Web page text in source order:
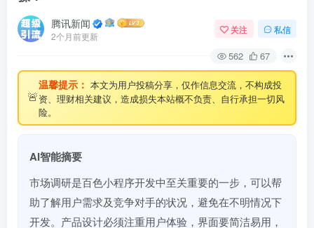
腾讯新闻
2个月前更新
关注 私信
562 67
🚨
温馨提示： 本文为用户投稿分享，仅作信息交流，不构成投
资、理财相关建议，造成损失本站概不负责、自行承担一切风
险。
AI智能摘要
市场调研是百色小程序开发中至关重要的一步，可以帮
助了解用户需求及竞争对手的状况，避免在不明情况下
开发。产品设计必须注重用户体验，界面要简洁易用，